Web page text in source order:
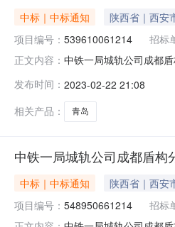
中标｜中标通知 陕西省｜西安
项目编号： 539610061214 招标
正文内容： 中铁一局城轨公司成都
发布时间： 2023-02-22 21:08
相关产品：
青岛
中铁一局城轨公司成都盾
中标｜中标通知 陕西省｜西安
项目编号： 548950661214 招标